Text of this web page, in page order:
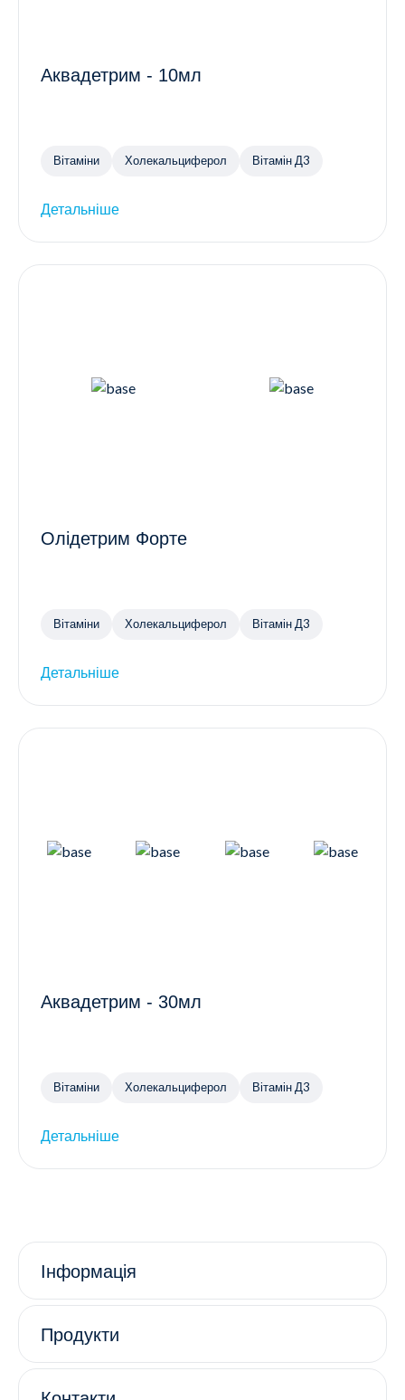
Аквадетрим - 10мл
Вітаміни Холекальциферол Вітамін Д3
Детальніше
Олідетрим Форте
Вітаміни Холекальциферол Вітамін Д3
Детальніше
Аквадетрим - 30мл
Вітаміни Холекальциферол Вітамін Д3
Детальніше
Інформація
Продукти